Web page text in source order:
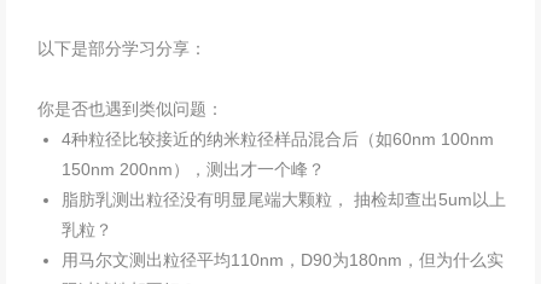
以下是部分学习分享：
你是否也遇到类似问题：
4种粒径比较接近的纳米粒径样品混合后（如60nm 100nm
150nm 200nm），测出才一个峰？
脂肪乳测出粒径没有明显尾端大颗粒， 抽检却查出5um以上
乳粒？
用马尔文测出粒径平均110nm，D90为180nm，但为什么实